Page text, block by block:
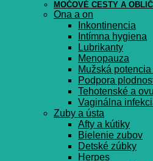
MOČOVÉ CESTY A
Ona a on
Inkontinencia
Intímna hygiena
Lubrikanty
Menopauza
Mužská
Podpora
Tehotenské a
Vaginálna
Zuby a ústa
Afty a kútiky
Bielenie zubov
Detské zúbky
Herpes